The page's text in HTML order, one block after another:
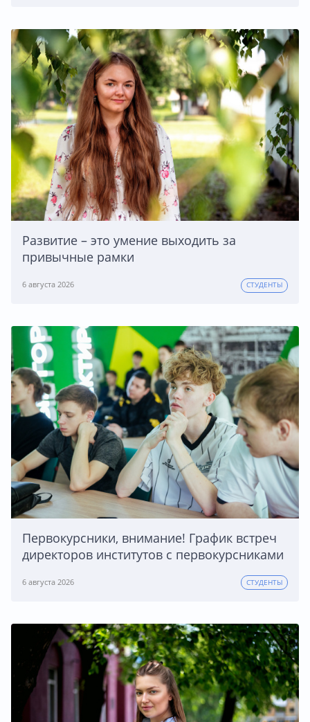
Развитие – это умение выходить за
привычные рамки
6 августа 2026 СТУДЕНТЫ
Первокурсники, внимание! График встреч
директоров институтов с первокурсниками
6 августа 2026 СТУДЕНТЫ